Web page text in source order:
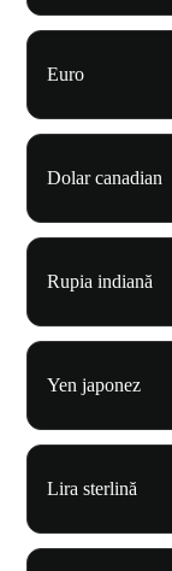
Euro
Dolar canadian
Rupia indiană
Yen japonez
Lira sterlină